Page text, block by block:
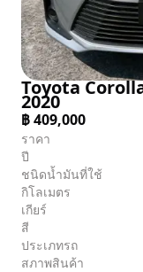
Toyota
2020
฿409,000
ราคา
ปี
ชนิดน้ำมันที่ใช้
กิโลเมตร
เกียร์
สี
ประเภทรถ
สภาพสินค้า